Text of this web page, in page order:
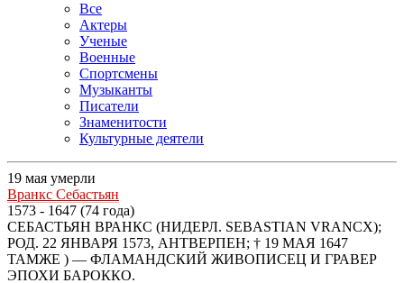
Все
Актеры
Ученые
Военные
Спортсмены
Музыканты
Писатели
Знаменитости
Культурные деятели
19 мая умерли
Вранкс Себастьян
1573 - 1647 (74 года)
СЕБАСТЬЯН ВРАНКС (НИДЕРЛ. SEBASTIAN VRANCX);
РОД. 22 ЯНВАРЯ 1573, АНТВЕРПЕН; † 19 МАЯ 1647
ТАМЖЕ ) — ФЛАМАНДСКИЙ ЖИВОПИСЕЦ И ГРАВЕР
ЭПОХИ БАРОККО.